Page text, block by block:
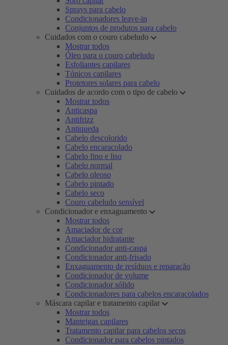
Sprays para cabelo
Condicionadores leave-in
Conjuntos de produtos para cabelo
Cuidados com o couro cabeludo
Mostrar todos
Óleo para o couro cabeludo
Esfoliantes capilares
Tónicos capilares
Protetores solares para cabelo
Cuidados de acordo com o tipo de cabelo
Mostrar todos
Anticaspa
Antifrizz
Antiqueda
Cabelo descolorido
Cabelo encaracolado
Cabelo fino e liso
Cabelo normal
Cabelo oleoso
Cabelo pintado
Cabelo seco
Couro cabeludo sensível
Condicionador e enxaguamento
Mostrar todos
Amaciador de cor
Amaciador hidratante
Condicionador anti-caspa
Condicionador anti-frisado
Enxaguamento de resíduos e reparação
Condicionador de volume
Condicionador sólido
Condicionadores para cabelos encaracolados
Máscara capilar e tratamento capilar
Mostrar todos
Manteigas capilares
Tratamento capilar para cabelos secos
Condicionador para cabelos pintados